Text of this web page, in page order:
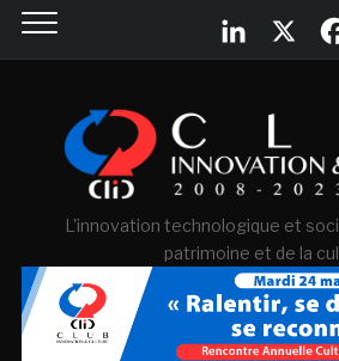
L'innovation technologique et
patrimoine et de la